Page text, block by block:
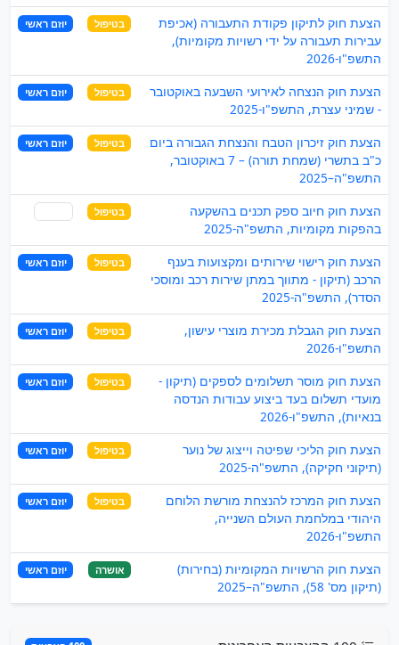
הצעת חוק לתיקון פקודת התעבורה (אכיפת
עבירות תעבורה על ידי רשויות מקומיות),
התשפ"ו-2026
בטיפול יוזם ראשי
הצעת חוק הנצחה לאירועי השבעה באוקטובר
- שמיני עצרת, התשפ"ו-2025
בטיפול יוזם ראשי
הצעת חוק זיכרון הטבח והנצחת הגבורה ביום
כ"ב בתשרי (שמחת תורה) – 7 באוקטובר,
התשפ"ה–2025
בטיפול יוזם ראשי
הצעת חוק חיוב ספק תכנים בהשקעה
בהפקות מקומיות, התשפ"ה-2025
בטיפול
הצעת חוק רישוי שירותים ומקצועות בענף
הרכב (תיקון - מתווך במתן שירות רכב ומוסכי
הסדר), התשפ"ה-2025
בטיפול יוזם ראשי
הצעת חוק הגבלת מכירת מוצרי עישון,
התשפ"ו-2026
בטיפול יוזם ראשי
הצעת חוק מוסר תשלומים לספקים (תיקון -
מועדי תשלום בעד ביצוע עבודות הנדסה
בנאיות), התשפ"ו-2026
בטיפול יוזם ראשי
הצעת חוק הליכי שפיטה וייצוג של נוער
(תיקוני חקיקה), התשפ"ה-2025
בטיפול יוזם ראשי
הצעת חוק המרכז להנצחת מורשת הלוחם
היהודי במלחמת העולם השנייה,
התשפ"ו-2026
בטיפול יוזם ראשי
הצעת חוק הרשויות המקומיות (בחירות)
(תיקון מס' 58), התשפ"ה–2025
אושרה יוזם ראשי